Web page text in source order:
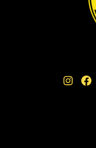
Instagram Facebook